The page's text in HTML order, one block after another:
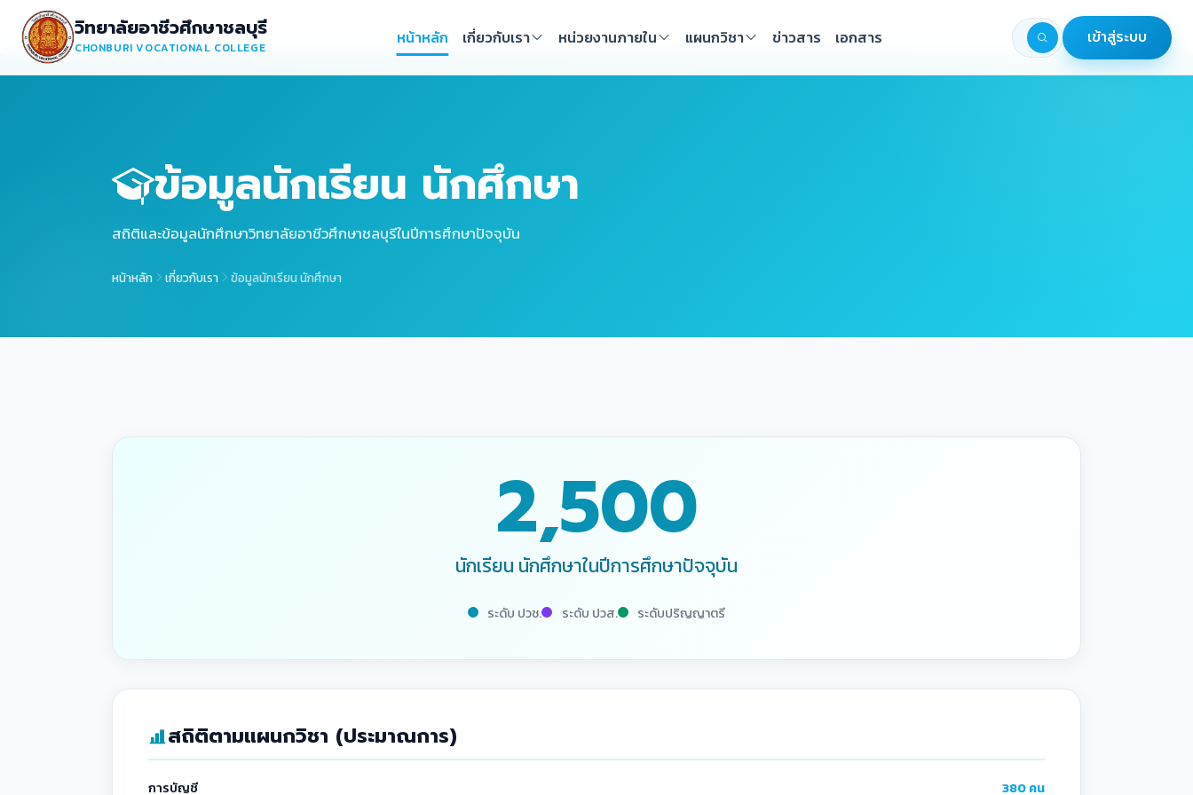
วิทยาลัยอาชีวศึกษาชลบุรี
CHONBURI VOCATIONAL COLLEGE
หน้าหลัก เกี่ยวกับเรา หน่วยงานภายใน แผนกวิชา ข่าวสาร เอกสาร เข้าสู่ระบบ
ข้อมูลนักเรียน นักศึกษา
สถิติและข้อมูลนักศึกษาวิทยาลัยอาชีวศึกษาชลบุรีในปีการศึกษาปัจจุบัน
หน้าหลัก เกี่ยวกับเรา ข้อมูลนักเรียน นักศึกษา
2,500
นักเรียน นักศึกษาในปีการศึกษาปัจจุบัน
ระดับ ปวช. ระดับ ปวส. ระดับปริญญาตรี
สถิติตามแผนกวิชา (ประมาณการ)
การบัญชี 380 คน